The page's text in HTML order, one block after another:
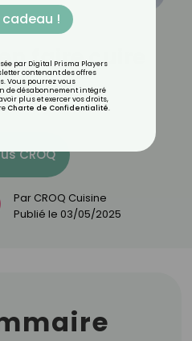
faire cuire
?
CROQ
Par CROQ Cuisine
Publié le 03/05/2025
!
par Digital Prisma Players
contenant des offres
Vous pourrez vous
de désabonnement intégré
plus et exercer vos droits,
Charte de Confidentialité.